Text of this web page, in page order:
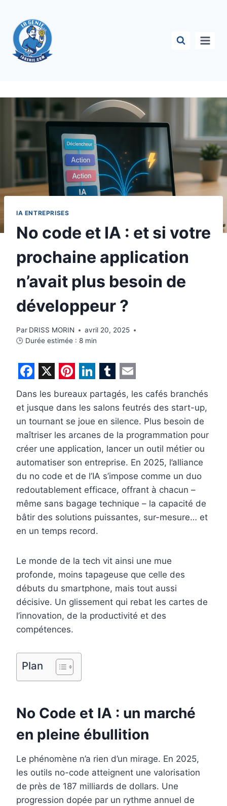
contenu
IA ENTREPRISES
No code et IA : et si votre
prochaine application
n’avait plus besoin de
développeur ?
Par DRISS MORIN
avril 20, 2025
🕒 Durée estimée : 8 min
F
a
c
e
b
o
o
k
X P
i
n
t
e
r
e
s
t
L
i
n
k
e
d
I
n
T
u
m
b
l
r
E
m
a
i
l
Dans les bureaux partagés, les cafés branchés
et jusque dans les salons feutrés des start-up,
un tournant se joue en silence. Plus besoin de
maîtriser les arcanes de la programmation pour
créer une application, lancer un outil métier ou
automatiser son entreprise. En 2025, l’alliance
du no code et de l’IA s’impose comme un duo
redoutablement efficace, offrant à chacun –
même sans bagage technique – la capacité de
bâtir des solutions puissantes, sur-mesure… et
en un temps record.
Le monde de la tech vit ainsi une mue
profonde, moins tapageuse que celle des
débuts du smartphone, mais tout aussi
décisive. Un glissement qui rebat les cartes de
l’innovation, de la productivité et des
compétences.
Plan
No Code et IA : un marché
en pleine ébullition
Le phénomène n’a rien d’un mirage. En 2025,
les outils no-code atteignent une valorisation
de près de 187 milliards de dollars. Une
progression dopée par un rythme annuel de